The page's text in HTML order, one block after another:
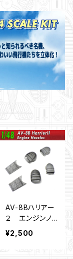
AV-8Bハリアー
２ エンジンノズ
ル（1/48）
¥2,500